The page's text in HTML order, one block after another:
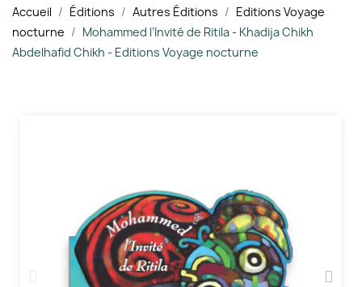
Accueil Éditions Autres Éditions
Editions Voyage
nocturne
Mohammed l’Invité de Ritila - Khadija Chikh
Abdelhafid Chikh - Editions Voyage nocturne